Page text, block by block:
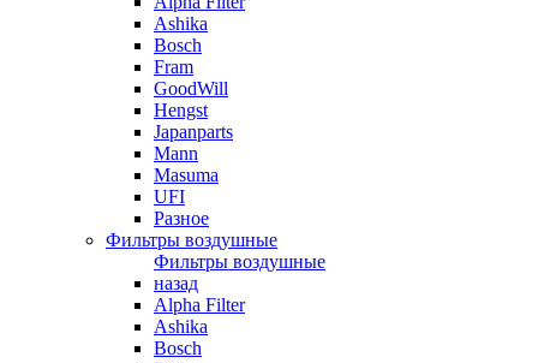
Ashika
Bosch
Fram
GoodWill
Hengst
Japanparts
Mann
Masuma
UFI
Разное
Фильтры воздушные
Фильтры воздушные
назад
Alpha Filter
Ashika
Bosch